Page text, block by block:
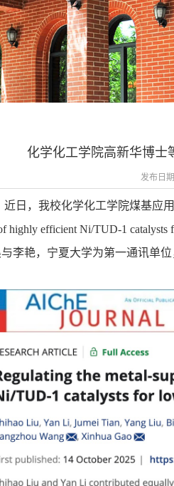
化学化工学院高新华博士
发布日
近日，我校化学化工学院煤基应
highly efficient Ni/TUD-1 catalysts
李艳，宁夏大学为第一通讯单